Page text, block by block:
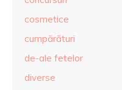
cosmetice
cumpărături
de-ale fetelor
diverse